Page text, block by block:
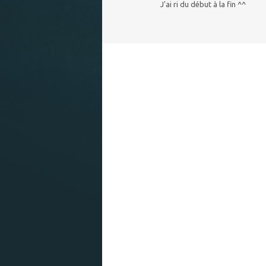
J'ai ri du début à la fin ^^